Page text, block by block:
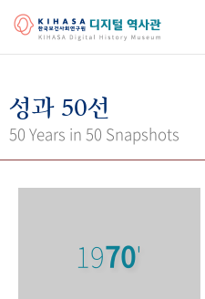
걸어온 길 기관 변천사
키워드로 보는
성과 50선
50 Years in 50 Snapshots
1970'